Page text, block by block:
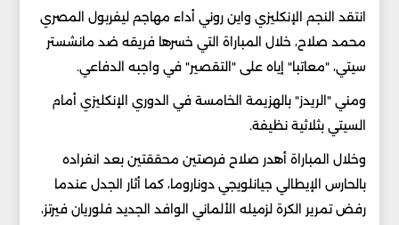
انتقد النجم الإنكليزي واين روني أداء مهاجم ليفربول المصري
محمد صلاح، خلال المباراة التي خسرها فريقه ضد مانشستر
سيتي، "معاتبا" إياه على "التقصير" في واجبه الدفاعي.
ومني "الريدز" بالهزيمة الخامسة في الدوري الإنكليزي أمام
السيتي بثلاثية نظيفة.
وخلال المباراة أهدر صلاح فرصتين محققتين بعد انفراده
بالحارس الإيطالي جيانلويجي دوناروما، كما أثار الجدل عندما
رفض تمرير الكرة لزميله الألماني الوافد الجديد فلوريان فيرتز،